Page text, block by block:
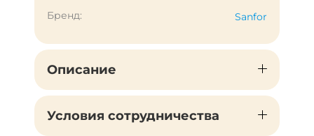
Бренд:
Sanfor
Описание
Условия сотрудничества